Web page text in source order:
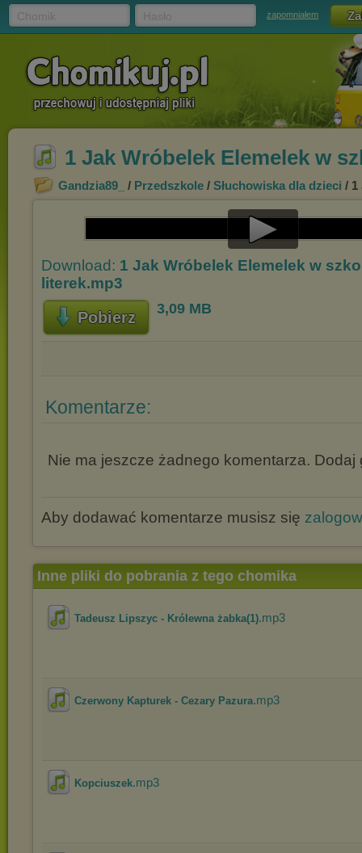
zapomniałem
1 Jak Wróbelek Elemelek w
Gandzia89_ / Przedszkole / Słuchowiska dla dzieci / 1
Play
Download: 1 Jak Wróbelek Elemelek w
literek.mp3
Pobierz 3,09 MB
Komentarze:
Nie ma jeszcze żadnego komentarza. Dodaj
Aby dodawać komentarze musisz się
Inne pliki do pobrania z tego chomika
Tadeusz Lipszyc - Królewna żabka(1).mp3
Czerwony Kapturek - Cezary Pazura.mp3
Kopciuszek.mp3